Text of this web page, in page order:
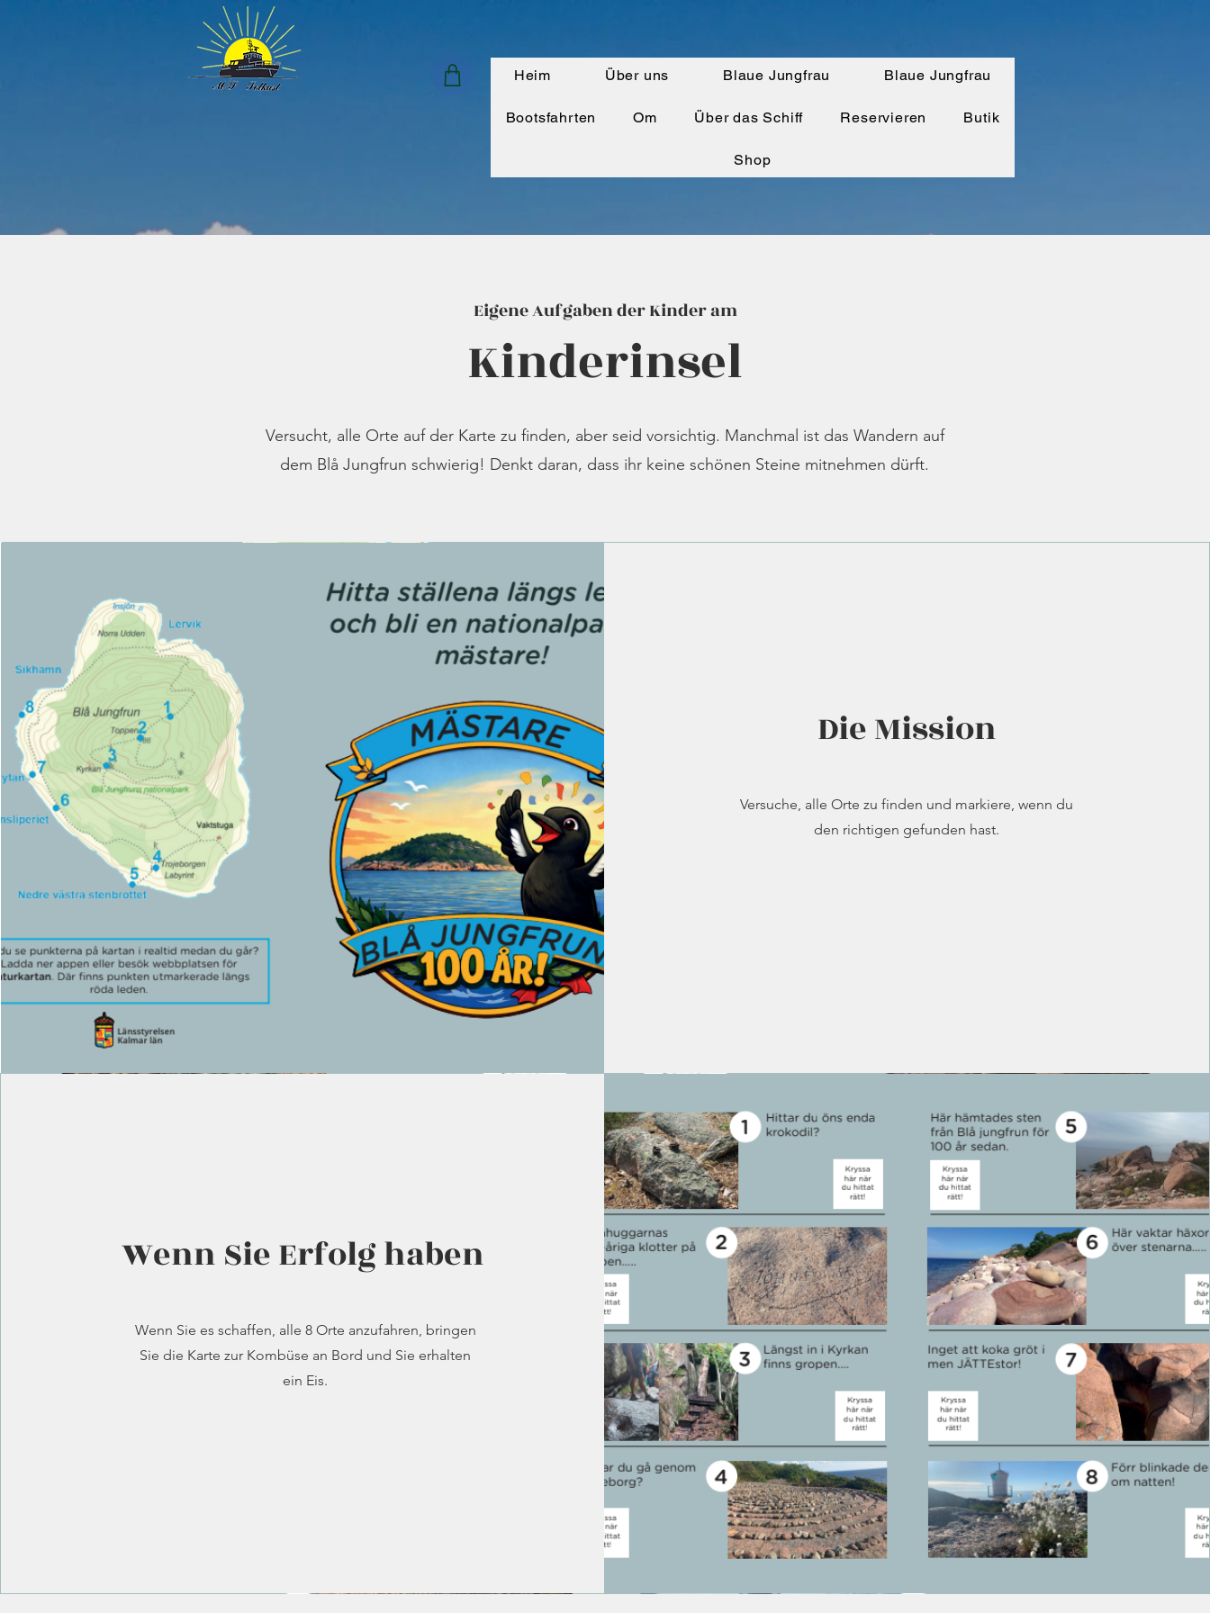
Heim Über uns Blaue Jungfrau Blaue Jungfrau
Bootsfahrten Om Über das Schiff Reservieren Butik
Shop
Eigene Aufgaben der Kinder am
Kinderinsel
Versucht, alle Orte auf der Karte zu finden, aber seid vorsichtig. Manchmal ist das Wandern auf
dem Blå Jungfrun schwierig! Denkt daran, dass ihr keine schönen Steine mitnehmen dürft.
Die Mission
Versuche, alle Orte zu finden und markiere, wenn du
den richtigen gefunden hast.
Wenn Sie Erfolg haben
Wenn Sie es schaffen, alle 8 Orte anzufahren, bringen
Sie die Karte zur Kombüse an Bord und Sie erhalten
ein Eis.